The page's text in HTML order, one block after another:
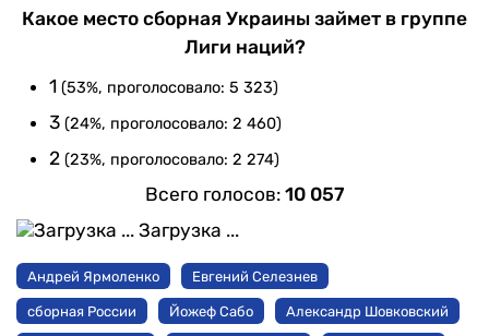
Какое место сборная Украины займет в группе
Лиги наций?
1 (53%, проголосовало: 5 323)
3 (24%, проголосовало: 2 460)
2 (23%, проголосовало: 2 274)
Всего голосов: 10 057
Загрузка ...
Андрей Ярмоленко Евгений Селезнев
сборная России Йожеф Сабо Александр Шовковский